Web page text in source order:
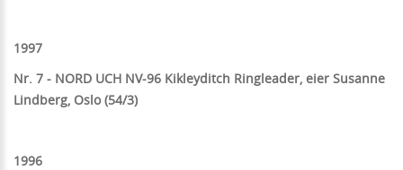
1997
Nr. 7 - NORD UCH NV-96 Kikleyditch Ringleader, eier Susanne
Lindberg, Oslo (54/3)
1996